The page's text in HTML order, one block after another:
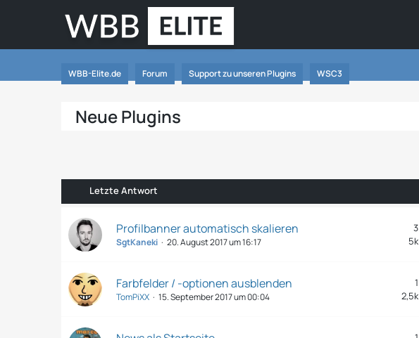
WBB-Elite.de Forum Support zu unseren Plugins WSC3
Neue Plugins
Letzte Antwort
Profilbanner automatisch skalieren
SgtKaneki 20. August 2017 um 16:17
3
5k
Farbfelder / -optionen ausblenden
TomPiXX 15. September 2017 um 00:04
1
2,5k